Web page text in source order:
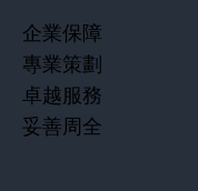
企業保障
專業策劃
卓越服務
妥善周全